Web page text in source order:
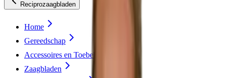
Reciprozaagbladen
Home
Gereedschap
Accessoires en Toebehoren
Zaagbladen